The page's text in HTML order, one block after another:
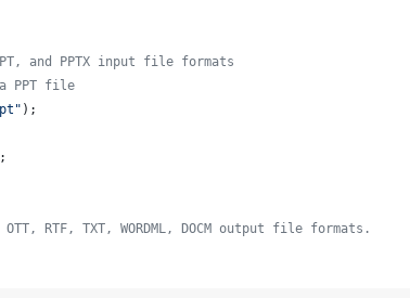
PPT, and PPTX input file formats
PPT file
);
OTT, RTF, TXT, WORDML, DOCM output file formats.